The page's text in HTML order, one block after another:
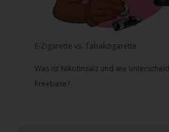
E-Zigarette vs. Tabakzigarette
Was ist Nikotinsalz und wie
Freebase?